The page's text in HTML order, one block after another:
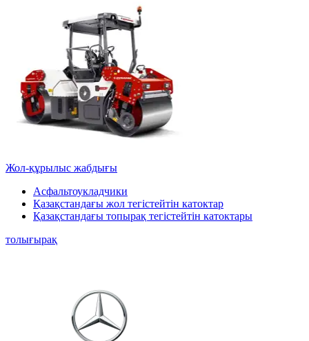
Жол-құрылыс жабдығы
Асфальтоукладчики
Қазақстандағы жол тегістейтін катоктар
Қазақстандағы топырақ тегістейтін катоктары
толығырақ